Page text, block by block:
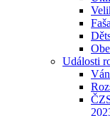
Události